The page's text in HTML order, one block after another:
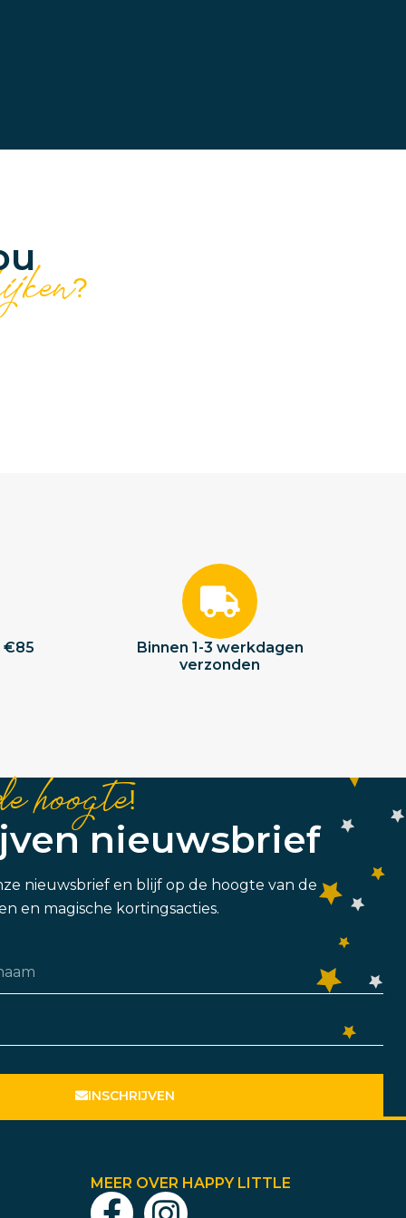
€85
Binnen 1-3 werkdagen
verzonden
hoogte!
nieuwsbrief
nieuwsbrief en blijf op de hoogte van de
en magische kortingsacties.
INSCHRIJVEN
MEER OVER HAPPY LITTLE